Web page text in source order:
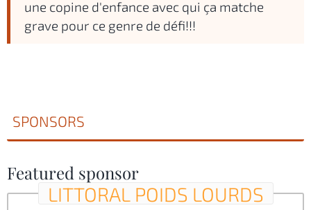
une copine d'enfance avec qui ça matche
grave pour ce genre de défi!!!
SPONSORS
Featured sponsor
LITTORAL POIDS LOURDS